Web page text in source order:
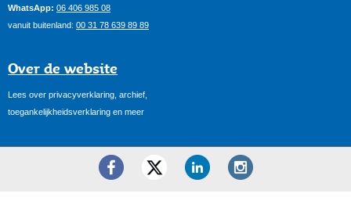
WhatsApp: 06 406 985 08
vanuit buitenland: 00 31 78 639 89 89
Over de website
Lees over privacyverklaring, archief,
toegankelijkheidsverklaring en meer